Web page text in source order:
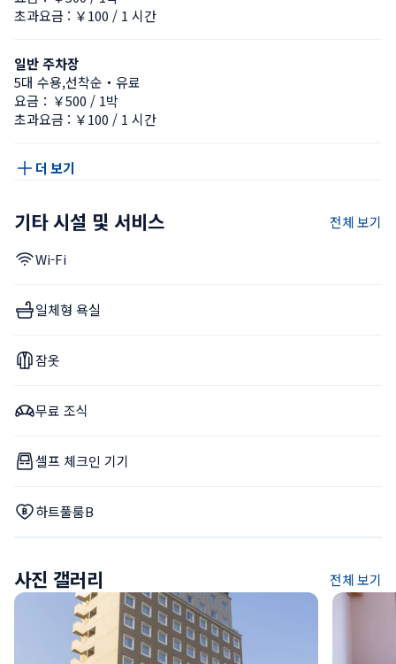
초과요금 : ￥100 / 1 시간
일반 주차장
5대 수용,선착순・유료
요금：￥500 / 1박
초과요금 : ￥100 / 1 시간
더 보기
기타 시설 및 서비스 전체 보기
Wi-Fi
일체형 욕실
잠옷
무료 조식
셀프 체크인 기기
하트풀룸B
사진 갤러리 전체 보기